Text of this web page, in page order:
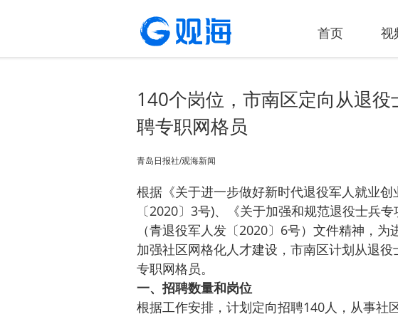
首页 视
140个岗位，市南区定向从退
聘专职网格员
青岛日报社/观海新闻
根据《关于进一步做好新时代退役军人就业
〔2020〕3号)、《关于加强和规范退役士兵
（青退役军人发〔2020〕6号）文件精神，为
加强社区网格化人才建设，市南区计划从退
专职网格员。
一、招聘数量和岗位
根据工作安排，计划定向招聘140人，从事社